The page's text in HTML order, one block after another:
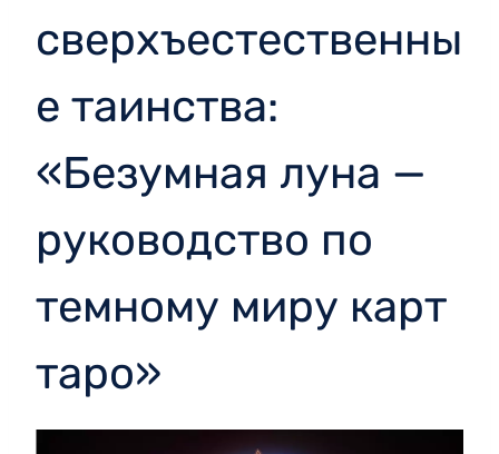
сверхъестественны
е таинства:
«Безумная луна —
руководство по
темному миру карт
таро»